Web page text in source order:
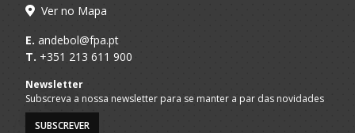
F.A.P.
Selecções
Andebol Praia -
Masculinos
A.A. Porto
INFESTA
Juvenis M / Juniores M
Ver no Mapa
E. andebol@fpa.pt
T. +351 213 611 900
Newsletter
Subscreva a nossa newsletter para se manter a par das novidades
SUBSCREVER